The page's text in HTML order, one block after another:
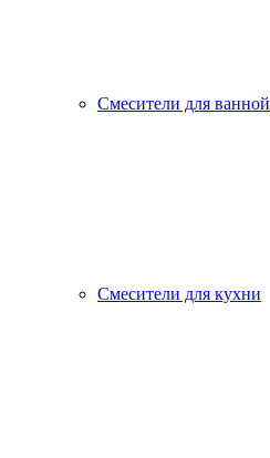
Смесители для ванной
Смесители для кухни